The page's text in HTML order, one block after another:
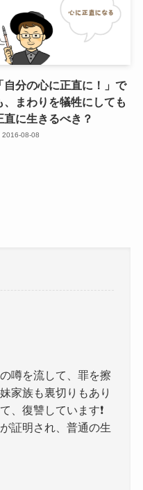
「自分の心に正直に！」で
、まわりを犠牲にしても
直に生きるべき？
2016-08-08
噂を流して、罪を擦
家族も裏切りもあり
、復讐しています❗
証明され、普通の生